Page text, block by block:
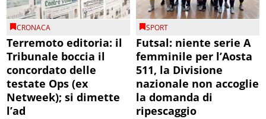
CRONACA
Terremoto editoria: il
Tribunale boccia il
concordato delle
testate Ops (ex
Netweek); si dimette
l’ad
SPORT
Futsal: niente serie A
femminile per l’Aosta
511, la Divisione
nazionale non accoglie
la domanda di
ripescaggio